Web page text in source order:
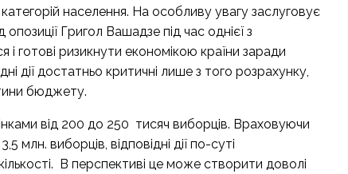
населення. На особливу увагу заслуговує
Григол Вашадзе під час однієї з
готові ризикнути економікою країни заради
дії достатньо критичні лише з того розрахунку,
бюджету.
від 200 до 250 тисяч виборців. Враховуючи
млн. виборців, відповідні дії по-суті
В перспективі це може створити доволі